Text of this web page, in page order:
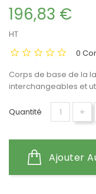
196,83 €
HT
0
Corps de base de la
interchangeables et
Quantité +
Ajouter